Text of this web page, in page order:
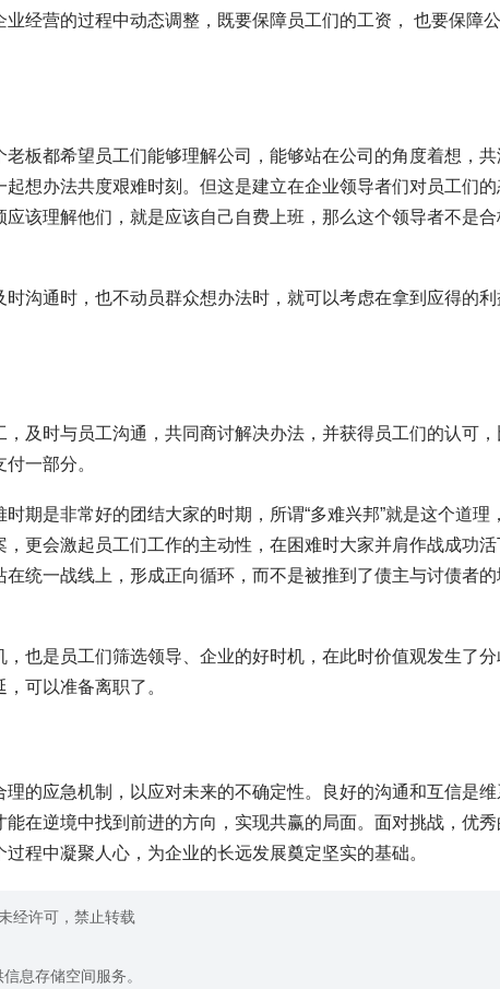
经营的过程中动态调整，既要保障员工们的工资， 也要保障公
板都希望员工们能够理解公司，能够站在公司的角度着想，共
想办法共度艰难时刻。但这是建立在企业领导者们对员工们的
该理解他们，就是应该自己自费上班，那么这个领导者不是合
沟通时，也不动员群众想办法时，就可以考虑在拿到应得的利
及时与员工沟通，共同商讨解决办法，并获得员工们的认可，
一部分。
时期是非常好的团结大家的时期，所谓“多难兴邦”就是这个道理，
更会激起员工们工作的主动性，在困难时大家并肩作战成功活
统一战线上，形成正向循环，而不是被推到了债主与讨债者的
也是员工们筛选领导、企业的好时机，在此时价值观发生了分
可以准备离职了。
的应急机制，以应对未来的不确定性。良好的沟通和互信是维
在逆境中找到前进的方向，实现共赢的局面。面对挑战，优秀
程中凝聚人心，为企业的长远发展奠定坚实的基础。
经许可，禁止转载
息存储空间服务。